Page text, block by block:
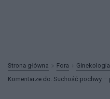
Strona główna Fora
Komentarze do: Suchość pochwy